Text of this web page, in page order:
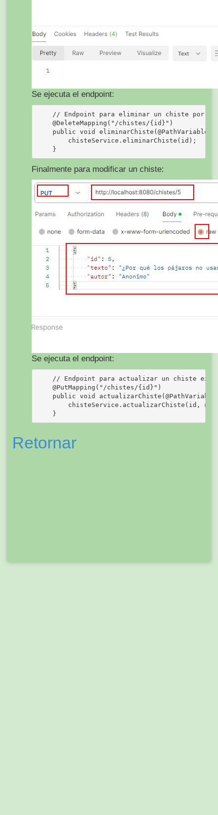
Se ejecuta el endpoint:
// Endpoint para eliminar un chiste por su
    @DeleteMapping("/chistes/{id}")
public void eliminarChiste(@PathVariable
        chisteService.eliminarChiste(id);
Finalmente para modificar un chiste:
Se ejecuta el endpoint:
// Endpoint para actualizar un chiste
    @PutMapping("/chistes/{id}")
public void
chisteService.actualizarChiste(id,
Retornar